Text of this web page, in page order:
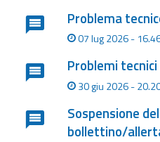
Previsioni meteo e
Dati osservati
Radar meteo
Problema
07 lug 2026 -
Problemi
30 giu 2026 -
Sospensione
bollettino/